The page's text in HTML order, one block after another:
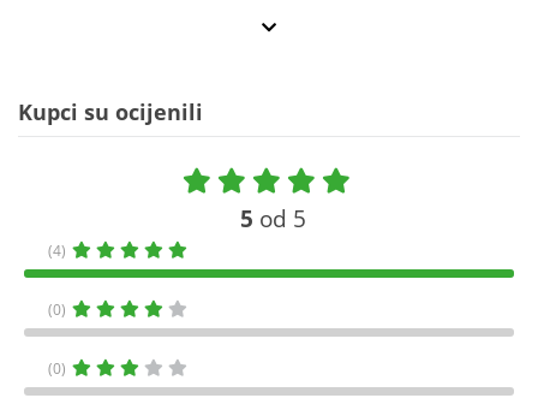
Kupci su ocijenili
5 od 5
(4)
(0)
(0)